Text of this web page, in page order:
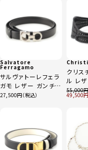
Salvatore
Ferragamo
サルヴァトーレフェラ
ガモ レザー ガンチー
ニ ベルト ブラック
27,500
クリス
ル レ
ト 35-MA-0199 ブラ
ック 70
55,000
49,500